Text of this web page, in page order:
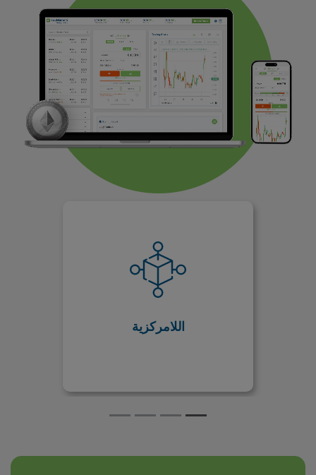
اللامركزية
لا تتأثر الإيثريوم كثيراً بالجغرافيا
السياسية أو أحداث الاقتصاد الكلي
وتغيير السياسة ، ولكنها مدفوعة إلى
حد كبير بالطلب أو بيع العملة الرقمية.